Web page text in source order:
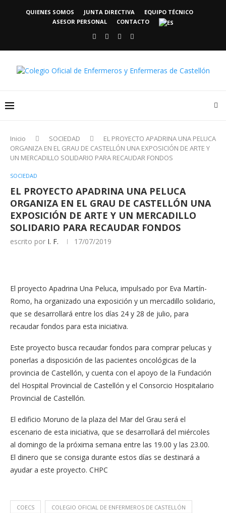
QUIENES SOMOS JUNTA DIRECTIVA
EQUIPO TÉCNICO
ASESOR PERSONAL
CONTACTO
Inicio SOCIEDAD
EL PROYECTO APADRINA UNA PELUCA
ORGANIZA EN EL GRAU DE CASTELLÓN UNA EXPOSICIÓN DE ARTE Y
UN MERCADILLO SOLIDARIO PARA RECAUDAR FONDOS
SOCIEDAD
EL PROYECTO APADRINA UNA PELUCA
ORGANIZA EN EL GRAU DE CASTELLÓN UNA
EXPOSICIÓN DE ARTE Y UN MERCADILLO
SOLIDARIO PARA RECAUDAR FONDOS
escrito por I. F. 17/07/2019
El proyecto Apadrina Una Peluca, impulsado por Eva Martín-
Romo, ha organizado una exposición y un mercadillo solidario,
que se desarrollará entre los días 24 y 28 de julio, para
recaudar fondos para esta iniciativa.
Este proyecto busca recaudar fondos para comprar pelucas y
ponerlas a disposición de las pacientes oncológicas de la
provincia de Castellón, y cuenta con el apoyo de la Fundación
del Hospital Provincial de Castellón y el Consorcio Hospitalario
Provincial de Castellón.
El edificio Moruno de la plaza del Mar del Grau será el
escenario de esta iniciativa, que se desarrollará del miércoles
al domingo de la próxima semana entre las 19.00 y las 23.00.
El dinero que se consiga durante estos días se destinará a
ayudar a este proyecto. CHPC
COECS COLEGIO OFICIAL DE ENFERMEROS DE CASTELLÓN